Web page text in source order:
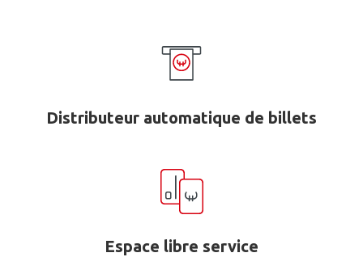
Distributeur automatique de billets
Espace libre service